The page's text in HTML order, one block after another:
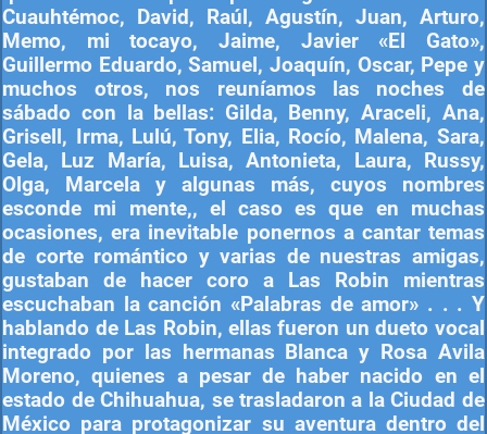
Cuauhtémoc, David, Raúl, Agustín, Juan, Arturo,
Memo, mi tocayo, Jaime, Javier «El Gato»,
Guillermo Eduardo, Samuel, Joaquín, Oscar, Pepe y
muchos otros, nos reuníamos las noches de
sábado con la bellas: Gilda, Benny, Araceli, Ana,
Grisell, Irma, Lulú, Tony, Elia, Rocío, Malena, Sara,
Gela, Luz María, Luisa, Antonieta, Laura, Russy,
Olga, Marcela y algunas más, cuyos nombres
esconde mi mente,, el caso es que en muchas
ocasiones, era inevitable ponernos a cantar temas
de corte romántico y varias de nuestras amigas,
gustaban de hacer coro a Las Robin mientras
escuchaban la canción «Palabras de amor» . . . Y
hablando de Las Robin, ellas fueron un dueto vocal
integrado por las hermanas Blanca y Rosa Avila
Moreno, quienes a pesar de haber nacido en el
estado de Chihuahua, se trasladaron a la Ciudad de
México para protagonizar su aventura dentro del